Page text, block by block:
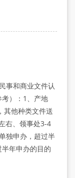
事和商业文件认
）：1、产地
其他种类文件送
右、领事处3-4
独申办，超过半
年申办的目的